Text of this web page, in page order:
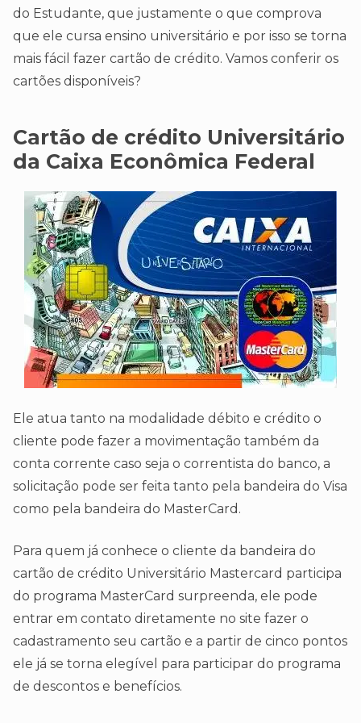
do Estudante, que justamente o que comprova
que ele cursa ensino universitário e por isso se torna
mais fácil fazer cartão de crédito. Vamos conferir os
cartões disponíveis?
Cartão de crédito Universitário
da Caixa Econômica Federal
Ele atua tanto na modalidade débito e crédito o
cliente pode fazer a movimentação também da
conta corrente caso seja o correntista do banco, a
solicitação pode ser feita tanto pela bandeira do Visa
como pela bandeira do MasterCard.
Para quem já conhece o cliente da bandeira do
cartão de crédito Universitário Mastercard participa
do programa MasterCard surpreenda, ele pode
entrar em contato diretamente no site fazer o
cadastramento seu cartão e a partir de cinco pontos
ele já se torna elegível para participar do programa
de descontos e benefícios.